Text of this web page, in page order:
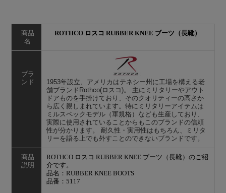
商品
名
ROTHCO ロスコ RUBBER KNEE ブーツ（長靴）
ブラ
ンド
1953年設立、アメリカはテネシー州に工場を構える老
舗ブランドRothco(ロスコ)。 主にミリタリーやアウト
ドアものを手掛けており、そのクオリティーの高さか
ら広く親しまれています。特にミリタリーアイテムは
ミルスペックモデル（軍規格）なども生産しており、
実際に使用されていることからもこのブランドの信頼
性が分かります。 耐久性・実用性はもちろん、ミリタ
リーを語る上でも外すことのできないブランドです。
商品
説明
ROTHCO ロスコ RUBBER KNEE ブーツ（長靴）のご紹
介です。
品名：RUBBER KNEE BOOTS
品番：5117